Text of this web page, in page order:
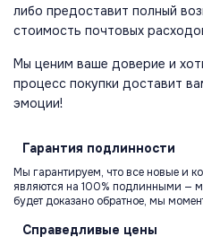
либо предоставит полный
стоимость почтовых
Мы ценим ваше доверие и
процесс покупки доставит
эмоции!
Гарантия подлинности
Мы гарантируем, что все новые и
являются на 100% подлинными —
будет доказано обратное, мы
Справедливые цены